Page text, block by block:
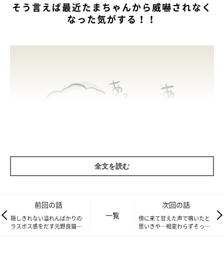
そう言えば最近たまちゃんから威嚇されなく
なった気がする！！
全文を読む
前回の話
隠しきれない溢れんばかりの
ラスボス感をだす元野良猫
一覧
次回の話
傍に来て甘えた声で鳴いたと
思いきや…相変わらずそっけ